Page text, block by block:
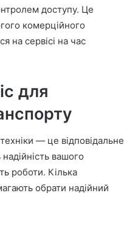
доступу. Це
комерційного
на сервісі на час
для
— це відповідальне
вашого
роботи. Кілька
обрати надійний